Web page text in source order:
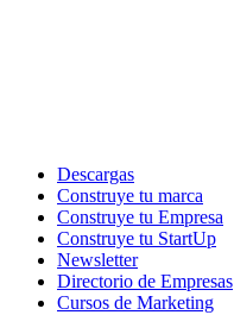
Descargas
Construye tu marca
Construye tu Empresa
Construye tu StartUp
Newsletter
Directorio de Empresas
Cursos de Marketing